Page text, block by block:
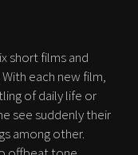
short films and
each new film,
of daily life or
see suddenly their
among other.